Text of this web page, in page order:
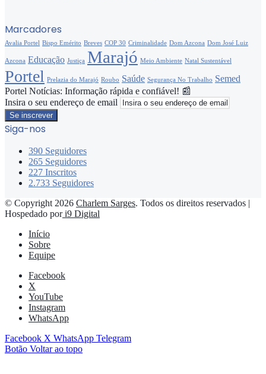
Marcadores
Avalia Portel Bispo Emérito Breves COP 30 Criminalidade Dom Azcona Dom José Luiz
Azcona Educação Justiça Marajó Meio Ambiente Natal Sustentável
Portel Prelazia do Marajó Roubo Saúde Segurança No Trabalho Semed
Portel Notícias: Informação rápida e confiável! 📰
Insira o seu endereço de email
Siga-nos
390 Seguidores
265 Seguidores
227 Inscritos
2.733 Seguidores
© Copyright 2026 Charlem Sarges. Todos os direitos reservados |
Hospedado pori9 Digital
Início
Sobre
Equipe
Facebook
X
YouTube
Instagram
WhatsApp
Facebook X WhatsApp Telegram
Botão Voltar ao topo